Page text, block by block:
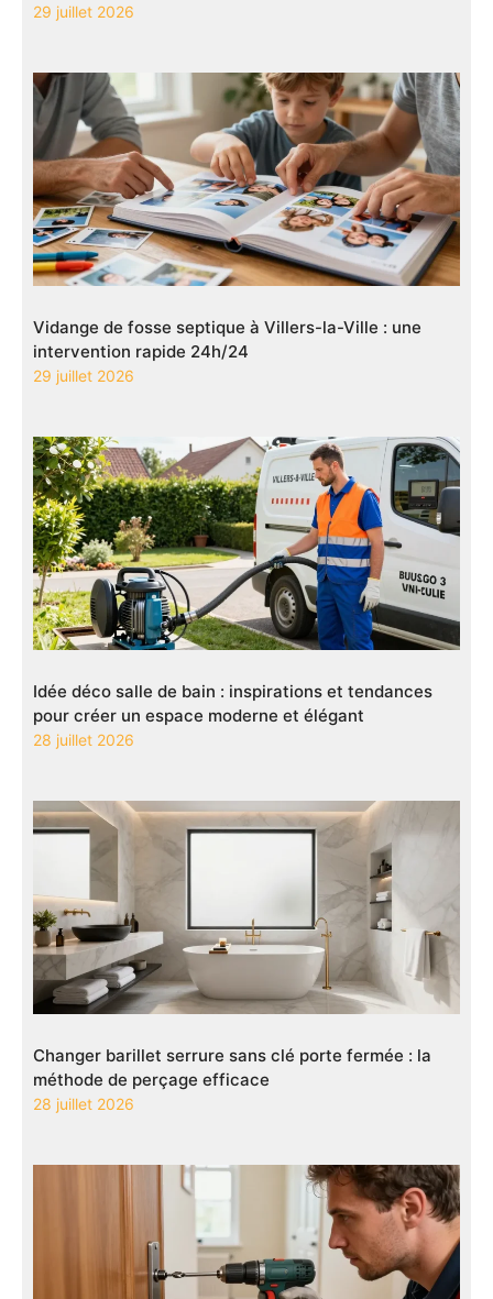
29 juillet 2026
Vidange de fosse septique à Villers-la-Ville : une
intervention rapide 24h/24
29 juillet 2026
Idée déco salle de bain : inspirations et tendances
pour créer un espace moderne et élégant
28 juillet 2026
Changer barillet serrure sans clé porte fermée : la
méthode de perçage efficace
28 juillet 2026